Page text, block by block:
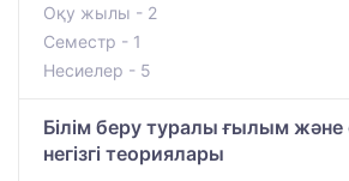
Оқу жылы - 2
Семестр - 1
Несиелер - 5
Білім беру туралы ғылым
негізгі теориялары